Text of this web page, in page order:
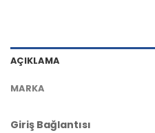
AÇIKLAMA
MARKA
Giriş Bağlantısı